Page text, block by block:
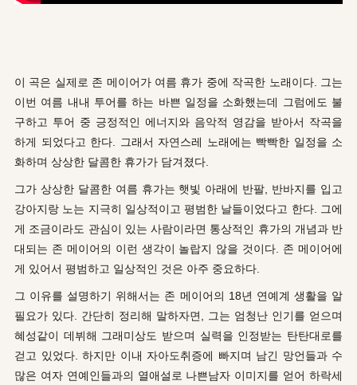
이 곡은 실제로 존 메이어가 여름 휴가 중에 작곡한 노래이다. 그는
이번 여름 내내 투어를 하는 바쁜 일정을 소화했는데 그럼에도 불
구하고 투어 중 긍정적인 에너지와 음악적 영감을 받아서 작곡을
하게 되었다고 한다. 그래서 자연스레 노래에는 빡빡한 일정을 소
화하며 상상한 달콤한 휴가가 담겨졌다.
그가 상상한 달콤한 여름 휴가는 햇빛 아래에 반팔, 반바지를 입고
강아지랑 노는 지극히 일상적이고 평범한 날들이었다고 한다. 그에
게 조금이라도 관심이 있는 사람이라면 통상적인 휴가의 개념과 반
대되는 존 메이어의 이런 생각이 놀랍지 않을 것이다. 존 메이어에
게 있어서 평범하고 일상적인 것은 아주 중요하다.
그 이유를 설명하기 위해서는 존 메이어의 18년 연예계 생활을 알
필요가 있다. 간단히 정리해 말하자면, 그는 엄청난 인기를 얻으며
혜성같이 데뷔해 그래미상도 받으며 실력을 인정받는 탄탄대로를
걷고 있었다. 하지만 이내 자아도취증에 빠지며 남긴 망언들과 수
많은 여자 연예인들과의 열애설로 나쁜남자 이미지를 얻어 하락세